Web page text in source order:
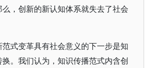
，创新的新认知体系就失去了社会
式变革具有社会意义的下一步是知
。我们认为，知识传播范式内含创